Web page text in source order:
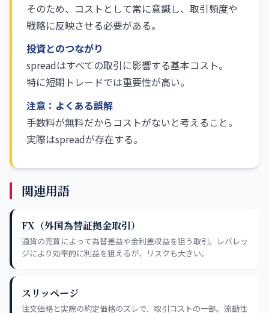
そのため、コストとして常に意識し、取引頻度や
戦略に反映させる必要がある。
投資とのつながり
spreadはすべての取引に影響する基本コスト。
特に短期トレードでは重要性が高い。
注意：よくある誤解
手数料が無料だからコストがないと考えること。
実際はspreadが存在する。
関連用語
FX（外国為替証拠金取引）
通貨の売買によって為替差益や金利差収益を狙う取引。レバレッ
ジにより効率的に利益を狙えるが、リスクも大きい。
スリッページ
注文価格と実際の約定価格のズレで、取引コストの一部。流動性